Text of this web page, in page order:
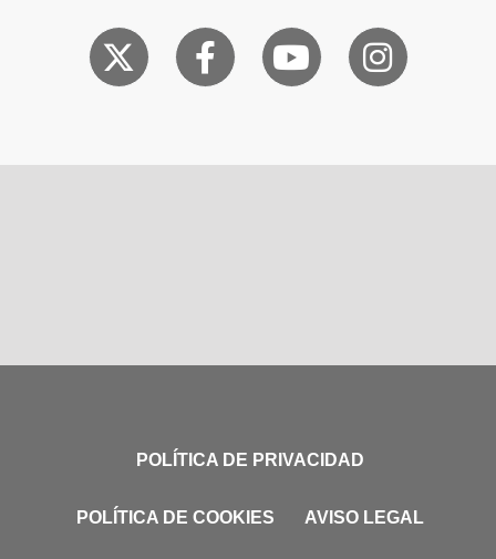
POLÍTICA DE PRIVACIDAD
POLÍTICA DE COOKIES AVISO LEGAL